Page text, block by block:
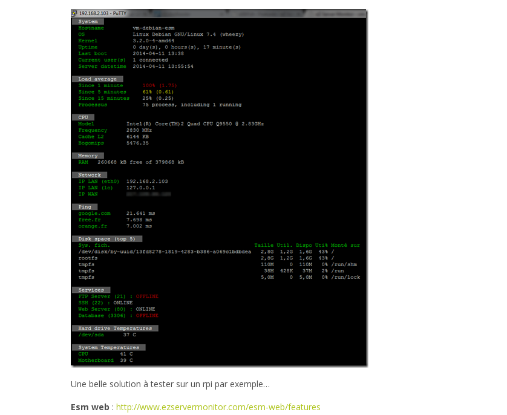
Une belle solution à tester sur un rpi par exemple…
Esm web : http://www.ezservermonitor.com/esm-web/features